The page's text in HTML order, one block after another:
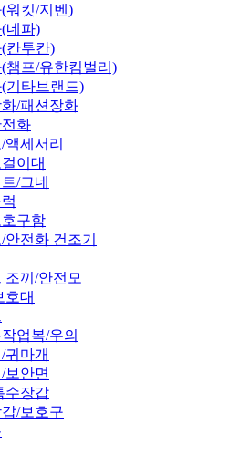
워킷/지벤)
네파)
칸투칸)
(챔프/유한킴벌리)
기타브랜드)
/패션장화
전화
액세서리
이대
/그네
호구함
안전화 건조기
조끼/안전모
호대
업복/우의
귀마개
보안면
수장갑
/보호구